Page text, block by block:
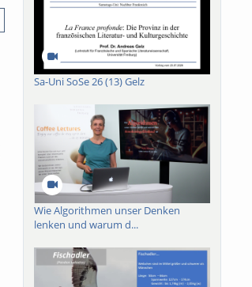
Sa-Uni SoSe 26 (13) Gelz
Wie Algorithmen unser Denken
lenken und warum d...